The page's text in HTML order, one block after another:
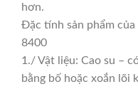
hơn.
Đặc tính sản phẩm
8400
1./ Vật liệu: Cao su –
bằng bố hoặc xoắn lõi